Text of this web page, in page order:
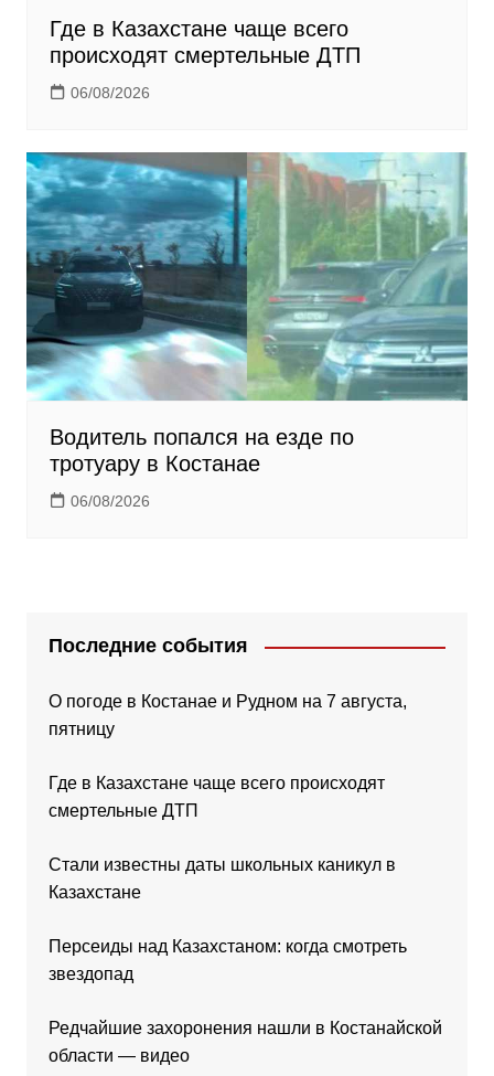
Где в Казахстане чаще всего
происходят смертельные ДТП
06/08/2026
Водитель попался на езде по
тротуару в Костанае
06/08/2026
Последние события
О погоде в Костанае и Рудном на 7 августа,
пятницу
Где в Казахстане чаще всего происходят
смертельные ДТП
Стали известны даты школьных каникул в
Казахстане
Персеиды над Казахстаном: когда смотреть
звездопад
Редчайшие захоронения нашли в Костанайской
области — видео